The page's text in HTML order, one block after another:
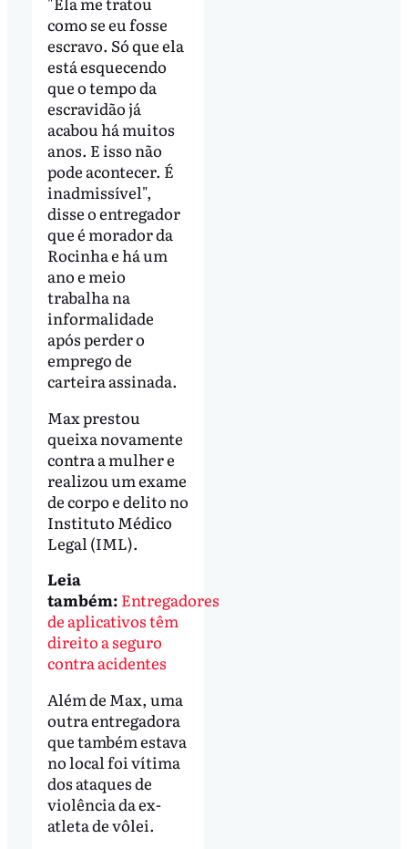
como se eu fosse
escravo. Só que ela
está esquecendo
que o tempo da
escravidão já
acabou há muitos
anos. E isso não
pode acontecer. É
inadmissível",
disse o entregador
que é morador da
Rocinha e há um
ano e meio
trabalha na
informalidade
após perder o
emprego de
carteira assinada.
Max prestou
queixa novamente
contra a mulher e
realizou um exame
de corpo e delito no
Instituto Médico
Legal (IML).
Leia
também: Entregadores
de aplicativos têm
direito a seguro
contra acidentes
Além de Max, uma
outra entregadora
que também estava
no local foi vítima
dos ataques de
violência da ex-
atleta de vôlei.